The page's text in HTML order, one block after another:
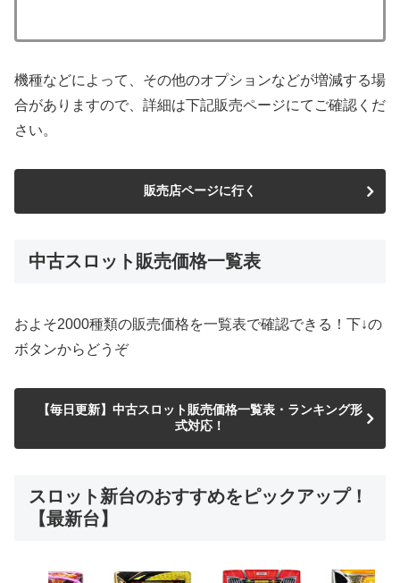
機種などによって、その他のオプションなどが増減する場
合がありますので、詳細は下記販売ページにてご確認くだ
さい。
販売店ページに行く
中古スロット販売価格一覧表
およそ2000種類の販売価格を一覧表で確認できる！下↓の
ボタンからどうぞ
【毎日更新】中古スロット販売価格一覧表・ランキング形
式対応！
スロット新台のおすすめをピックアップ！
【最新台】